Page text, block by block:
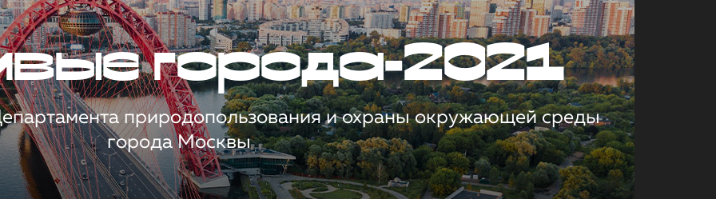
города-2021
природопользования и охраны окружающей среды
города Москвы